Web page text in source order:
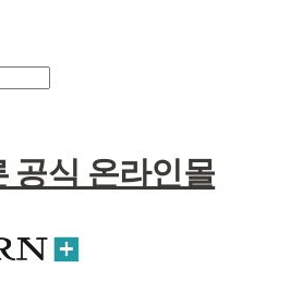
공식 온라인몰